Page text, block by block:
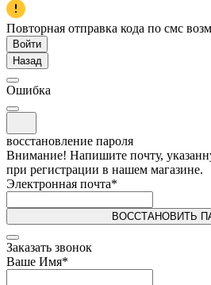
Повторная отправка кода по смс
Войти
Назад
Ошибка
восстановление пароля
Внимание! Напишите почту,
при регистрации в нашем магазине.
Электронная почта*
ВОССТАНОВИТЬ
Заказать звонок
Ваше Имя*